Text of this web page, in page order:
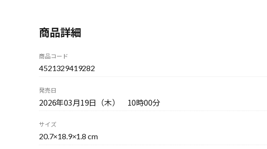
商品詳細
商品コード
4521329419282
発売日
2026年03月19日（木） 10時00分
サイズ
20.7×18.9×1.8 cm